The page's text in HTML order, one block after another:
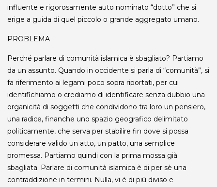
influente e rigorosamente auto nominato “dotto” che si
erige a guida di quel piccolo o grande aggregato umano.
PROBLEMA
Perché parlare di comunità islamica è sbagliato? Partiamo
da un assunto. Quando in occidente si parla di “comunità”, si
fa riferimento ai legami poco sopra riportati, per cui
identifichiamo o crediamo di identificare senza dubbio una
organicità di soggetti che condividono tra loro un pensiero,
una radice, finanche uno spazio geografico delimitato
politicamente, che serva per stabilire fin dove si possa
considerare valido un atto, un patto, una semplice
promessa. Partiamo quindi con la prima mossa già
sbagliata. Parlare di comunità islamica è di per sè una
contraddizione in termini. Nulla, vi è di più diviso e